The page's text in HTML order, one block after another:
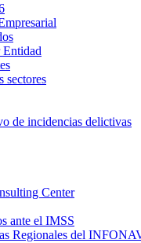
sectores
de incidencias delictivas
Center
ante el IMSS
Regionales del